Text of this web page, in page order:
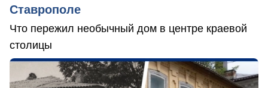
Ставрополе
Что пережил необычный дом в центре краевой
столицы